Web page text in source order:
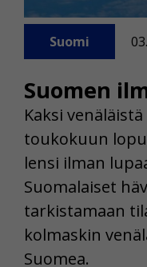
Suomen
Suomi
Kaksi
toukokuun
lensi ilman
Suomalaiset
tarkistamaan
kolmaskin
Suomea.